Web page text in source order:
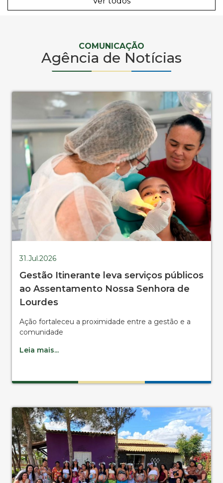
COMUNICAÇÃO
Agência de Notícias
31.Jul.2026
Gestão Itinerante leva serviços públicos
ao Assentamento Nossa Senhora de
Lourdes
Ação fortaleceu a proximidade entre a gestão e a
comunidade
Leia mais...